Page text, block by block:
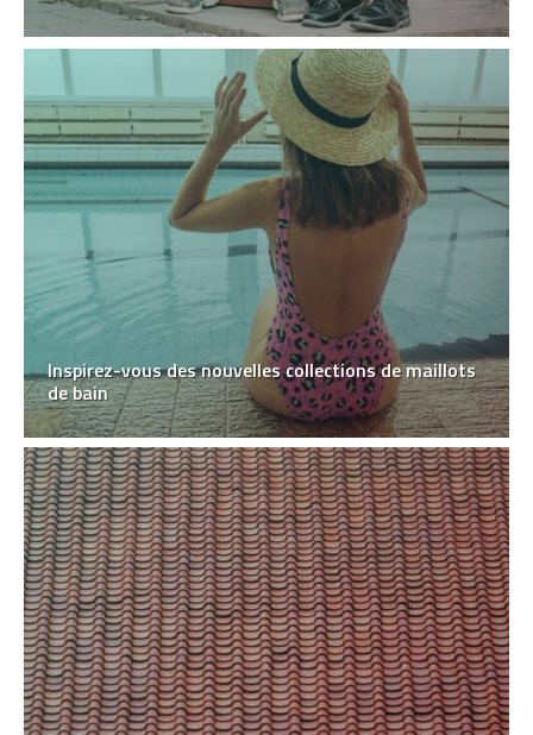
Inspirez-vous des nouvelles collections de maillots
de bain